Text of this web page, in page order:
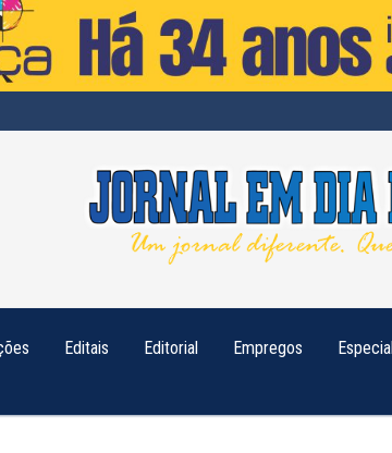
Editais Editorial Empregos Especial